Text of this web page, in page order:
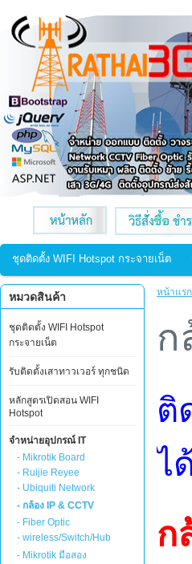
ชุดติดตั้ง WIFI Hotspot กระจายเน็ต
หมวดสินค้า
ชุดติดตั้ง WIFI Hotspot
กระจายเน็ต
รับติดตั้งเสาทาวเวอร์ ทุกชนิด
หลักสูตรเปิดสอน WIFI
Hotspot
จำหน่ายอุปกรณ์ IT
- Mikrotik Board
- Ruijie Reyee
- Ubiquiti Network
- กล้อง IP & CCTV
- Fiber Optic
- wireless/Switch/Hub
- Mikrotik มือสอง
หน้าแรก
ก
ติ
ไ
ก